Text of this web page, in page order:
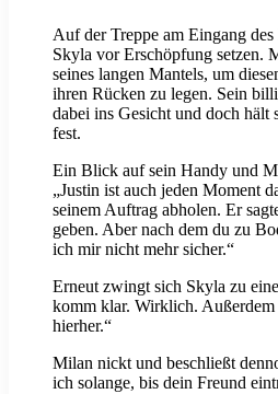
Auf der Treppe am Eingang des
Skyla vor Erschöpfung setzen.
seines langen Mantels, um
ihren Rücken zu legen. Sein
dabei ins Gesicht und doch hält
fest.
Ein Blick auf sein Handy und
„Justin ist auch jeden Moment
seinem Auftrag abholen. Er
geben. Aber nach dem du zu
ich mir nicht mehr sicher.“
Erneut zwingt sich Skyla zu
komm klar. Wirklich.
hierher.“
Milan nickt und beschließt
ich solange, bis dein Freund